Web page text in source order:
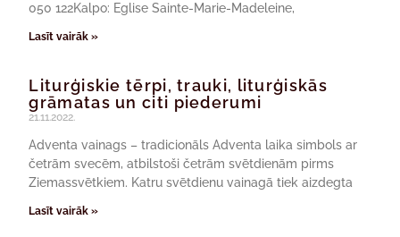
050 122Kalpo: Eglise Sainte-Marie-Madeleine,
Lasīt vairāk »
Liturģiskie tērpi, trauki, liturģiskās
grāmatas un citi piederumi
21.11.2022.
Adventa vainags – tradicionāls Adventa laika simbols ar
četrām svecēm, atbilstoši četrām svētdienām pirms
Ziemassvētkiem. Katru svētdienu vainagā tiek aizdegta
Lasīt vairāk »